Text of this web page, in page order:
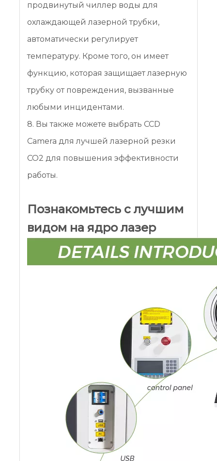
продвинутый чиллер воды для
охлаждающей лазерной трубки,
автоматически регулирует
температуру. Кроме того, он имеет
функцию, которая защищает лазерную
трубку от повреждения, вызванные
любыми инцидентами.
8. Вы также можете выбрать CCD
Camera для лучшей лазерной резки
CO2 для повышения эффективности
работы.
Познакомьтесь с лучшим
видом на ядро ​​лазер